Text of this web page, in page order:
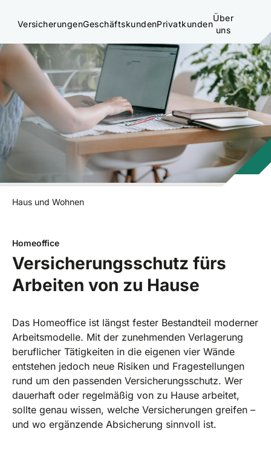
VersicherungenGeschäftskundenPrivatkunden
Über
uns
Haus und Wohnen
Homeoffice
Versicherungsschutz fürs
Arbeiten von zu Hause
Das Homeoffice ist längst fester Bestandteil moderner
Arbeitsmodelle. Mit der zunehmenden Verlagerung
beruflicher Tätigkeiten in die eigenen vier Wände
entstehen jedoch neue Risiken und Fragestellungen
rund um den passenden Versicherungsschutz. Wer
dauerhaft oder regelmäßig von zu Hause arbeitet,
sollte genau wissen, welche Versicherungen greifen –
und wo ergänzende Absicherung sinnvoll ist.